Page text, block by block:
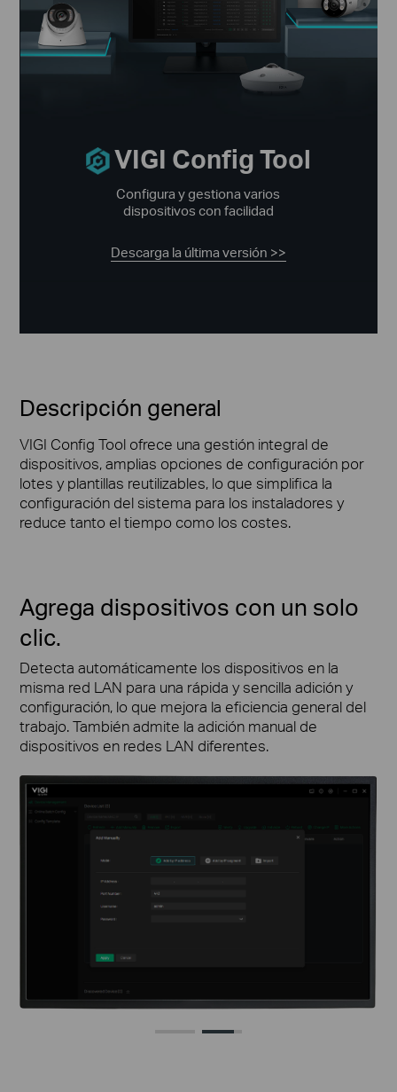
VIGI Config Tool
Configura y gestiona varios
dispositivos con facilidad
Descarga la última versión >>
Descripción general
VIGI Config Tool ofrece una gestión integral de
dispositivos, amplias opciones de configuración por
lotes y plantillas reutilizables, lo que simplifica la
configuración del sistema para los instaladores y
reduce tanto el tiempo como los costes.
Agrega dispositivos con un solo
clic.
Detecta automáticamente los dispositivos en la
misma red LAN para una rápida y sencilla adición y
configuración, lo que mejora la eficiencia general del
trabajo. También admite la adición manual de
dispositivos en redes LAN diferentes.